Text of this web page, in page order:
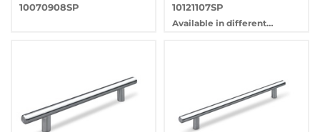
10070908SP 10121107SP
Available in different